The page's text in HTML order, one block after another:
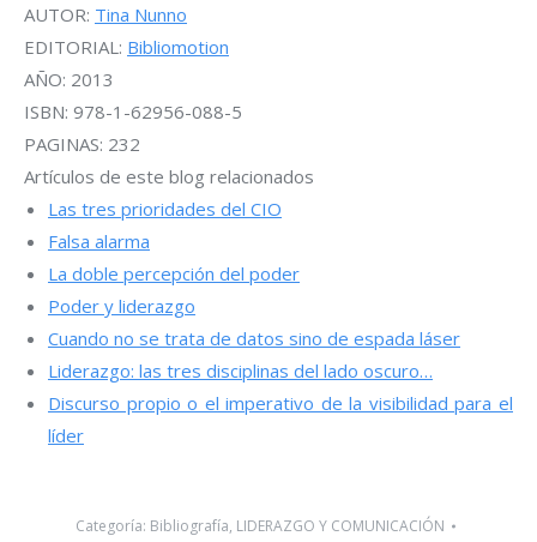
AUTOR: Tina Nunno
EDITORIAL: Bibliomotion
AÑO: 2013
ISBN: 978-1-62956-088-5
PAGINAS: 232
Artículos de este blog relacionados
Las tres prioridades del CIO
Falsa alarma
La doble percepción del poder
Poder y liderazgo
Cuando no se trata de datos sino de espada láser
Liderazgo: las tres disciplinas del lado oscuro…
Discurso propio o el imperativo de la visibilidad para el
líder
Categoría: Bibliografía, LIDERAZGO Y COMUNICACIÓN